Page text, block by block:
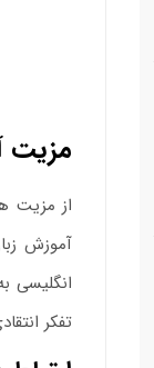
مزیت
از مزیت
آموزش
انگلیسی
تفکر